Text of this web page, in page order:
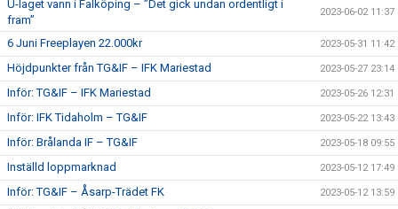
U-laget vann i Falköping – ”Det gick undan ordentligt i
fram”
2023-06-02 11:37
6 Juni Freeplayen 22.000kr 2023-05-31 11:42
Höjdpunkter från TG&IF – IFK Mariestad 2023-05-27 23:14
Inför: TG&IF – IFK Mariestad 2023-05-26 12:31
Inför: IFK Tidaholm – TG&IF 2023-05-22 13:43
Inför: Brålanda IF – TG&IF 2023-05-18 09:55
Inställd loppmarknad 2023-05-12 17:49
Inför: TG&IF – Åsarp-Trädet FK 2023-05-12 13:59